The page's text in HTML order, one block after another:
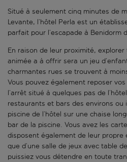
Situé à seulement cinq minutes de
Levante, l’hôtel Perla est un
parfait pour l’escapade à Benidorm
En raison de leur proximité,
animée a à offrir sera un jeu
charmantes rues se trouvent à
Vous pouvez également reposer
l’arrêt situé à quelques pas de
restaurants et bars des environs ou
piscine de l’hôtel sur une chaise
bar de la piscine. Vous avez les
disposent également de leur propre
que d’une salle de jeux avec table
puissiez vous détendre en toute